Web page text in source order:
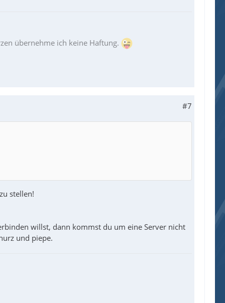
übernehme ich keine Haftung.
#7
stellen!
willst, dann kommst du um eine Server nicht
und piepe.